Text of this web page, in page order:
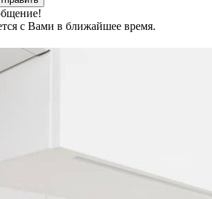
с Вами в ближайшее время.